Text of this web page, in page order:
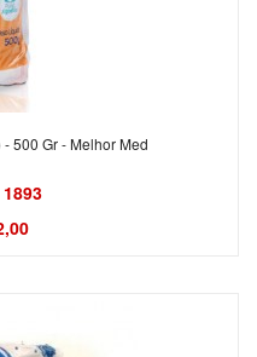
500 Gr - Melhor Med